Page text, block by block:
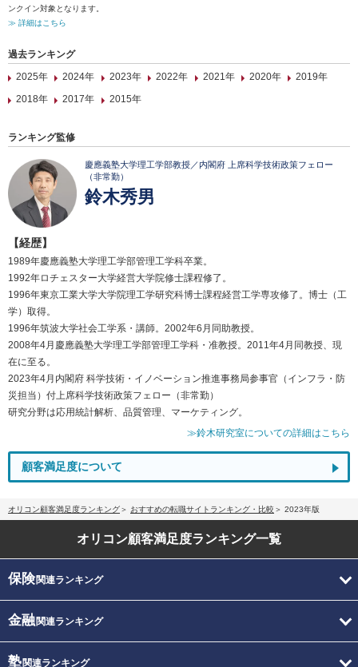
ンクイン対象となります。
≫ 詳細はこちら
過去ランキング
2025年
2024年 2023年 2022年 2021年 2020年
2019年
2018年
2017年 2015年
ランキング監修
慶應義塾大学理工学部教授／内閣府 上席科学技術政策フェロー
（非常勤）
鈴木秀男
【経歴】
1989年慶應義塾大学理工学部管理工学科卒業。
1992年ロチェスター大学経営大学院修士課程修了。
1996年東京工業大学大学院理工学研究科博士課程経営工学専攻修了。博士（工
学）取得。
1996年筑波大学社会工学系・講師。2002年6月同助教授。
2008年4月慶應義塾大学理工学部管理工学科・准教授。2011年4月同教授、現
在に至る。
2023年4月内閣府 科学技術・イノベーション推進事務局参事官（インフラ・防
災担当）付上席科学技術政策フェロー（非常勤）
研究分野は応用統計解析、品質管理、マーケティング。
≫鈴木研究室についての詳細はこちら
顧客満足度について
オリコン顧客満足度ランキング おすすめの転職サイトランキング・比較 2023年版
オリコン顧客満足度ランキング一覧
保険関連ランキング
金融関連ランキング
塾関連ランキング